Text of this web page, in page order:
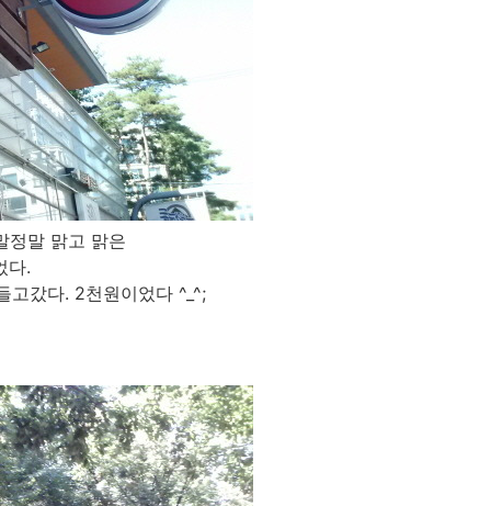
정말 맑고 맑은
다.
고갔다. 2천원이었다 ^_^;